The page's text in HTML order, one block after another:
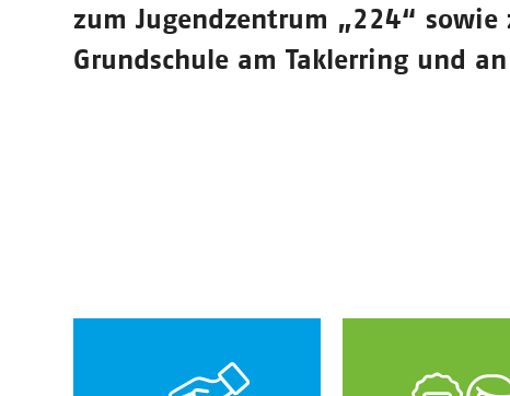
zum Jugendzentrum „224“
Grundschule am Taklerring und